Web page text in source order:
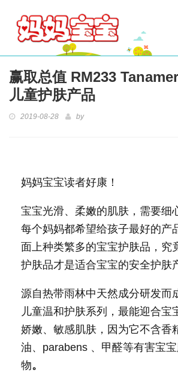
赢取总值 RM233
儿童护肤产品
2019-08-28 by
妈妈宝宝读者好康！
宝宝光滑、柔嫩的肌肤，需要细
每个妈妈都希望给孩子最好的产
面上种类繁多的宝宝护肤品，究
护肤品才是适合宝宝的安全护肤
源自热带雨林中天然成分研发而
儿童温和护肤系列，最能迎合宝
娇嫩、敏感肌肤，因为它不含香
油、parabens 、甲醛等有害宝
物。